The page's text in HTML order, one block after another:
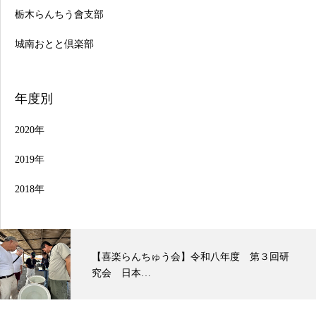
栃木らんちう會支部
城南おとと倶楽部
年度別
2020年
2019年
2018年
ちゅう会】令和八年度 第３回研
…
東部本部 観友らんち